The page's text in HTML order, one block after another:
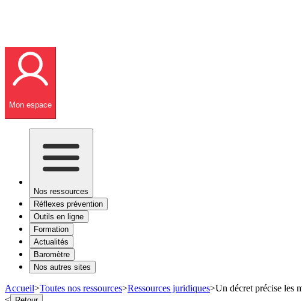
Mon espace
Nos ressources
Réflexes prévention
Outils en ligne
Formation
Actualités
Baromètre
Nos autres sites
Accueil>Toutes nos ressources>Ressources juridiques>Un décret précise les